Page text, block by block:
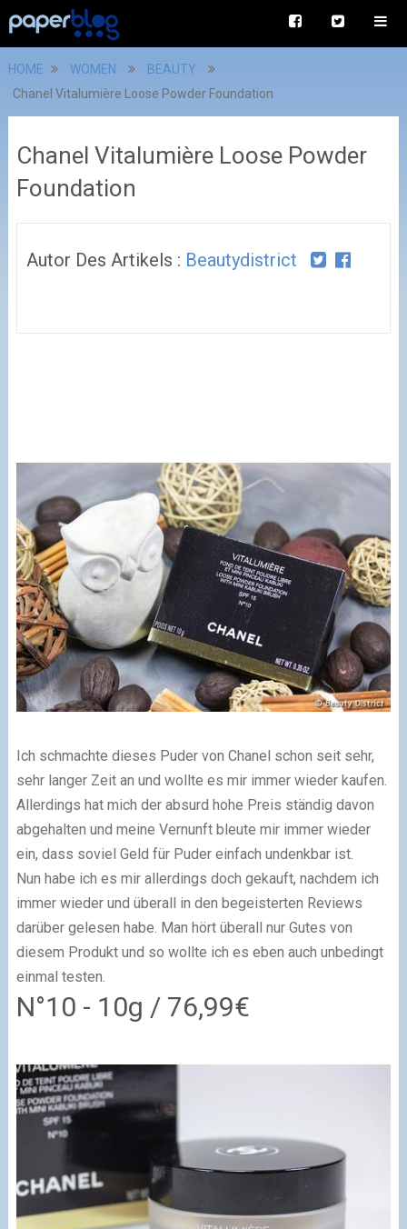
HOME WOMEN
BEAUTY
Chanel Vitalumière Loose Powder Foundation
Chanel Vitalumière Loose Powder
Foundation
Autor Des Artikels : Beautydistrict
Ich schmachte dieses Puder von Chanel schon seit sehr,
sehr langer Zeit an und wollte es mir immer wieder kaufen.
Allerdings hat mich der absurd hohe Preis ständig davon
abgehalten und meine Vernunft bleute mir immer wieder
ein, dass soviel Geld für Puder einfach undenkbar ist.
Nun habe ich es mir allerdings doch gekauft, nachdem ich
immer wieder und überall in den begeisterten Reviews
darüber gelesen habe. Man hört überall nur Gutes von
diesem Produkt und so wollte ich es eben auch unbedingt
einmal testen.
N°10 - 10g / 76,99€